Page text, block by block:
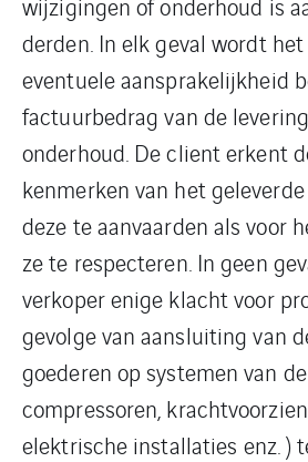
derden. In elk geval wordt
eventuele aansprakelijkheid
factuurbedrag van de
onderhoud. De client erkent
kenmerken van het
deze te aanvaarden als voor
ze te respecteren. In geen
verkoper enige klacht voor
gevolge van aansluiting van
goederen op systemen van
compressoren,
elektrische installaties enz. )